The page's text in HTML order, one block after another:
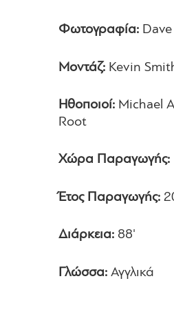
Φωτογραφία:
Μοντάζ: Kevin
Ηθοποιοί: Michael
Root
Χώρα Παραγωγής:
Έτος Παραγωγής:
Διάρκεια: 88'
Γλώσσα:Αγγλικά